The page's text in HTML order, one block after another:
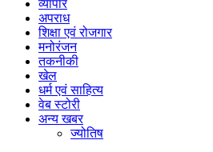
व्यापार
अपराध
शिक्षा एवं रोजगार
मनोरंजन
तकनीकी
खेल
धर्म एवं साहित्य
वेब स्टोरी
अन्य खबर
ज्योतिष